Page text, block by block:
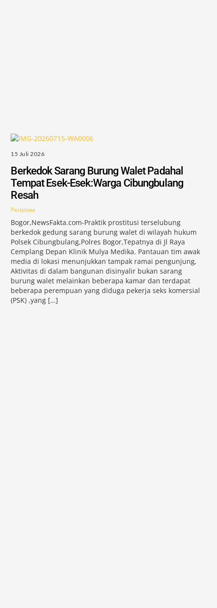
15 Juli 2026
Berkedok Sarang Burung Walet Padahal
Tempat Esek-Esek:Warga Cibungbulang
Resah
Peristiwa
Bogor,NewsFakta.com-Praktik prostitusi terselubung
berkedok gedung sarang burung walet di wilayah hukum
Polsek Cibungbulang,Polres Bogor,Tepatnya di Jl Raya
Cemplang Depan Klinik Mulya Medika. Pantauan tim awak
media di lokasi menunjukkan tampak ramai pengunjung,
Aktivitas di dalam bangunan disinyalir bukan sarang
burung walet melainkan beberapa kamar dan terdapat
beberapa perempuan yang diduga pekerja seks komersial
(PSK) ,yang […]